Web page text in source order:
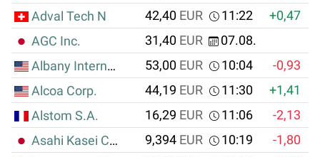
Adval Tech N
42,40 EUR 11:22
+0,47
AGC Inc.
31,40 EUR
07.08.
Albany International Corporation
53,00 EUR 10:04
-0,93
Alcoa Corp.
44,19 EUR 11:30
+1,41
Alstom S.A.
16,29 EUR 11:06
-2,13
Asahi Kasei Corp.
9,394 EUR 10:19 -1,80